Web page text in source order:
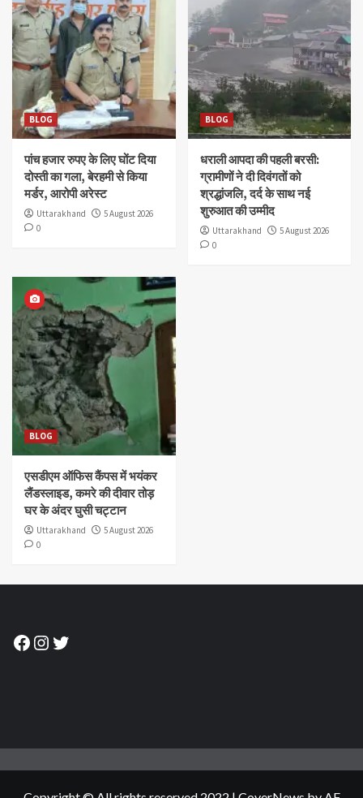
BLOG
पांच हजार रुपए के लिए घोंट दिया
दोस्ती का गला, बेरहमी से किया
मर्डर, आरोपी अरेस्ट
Uttarakhand
5 August 2026
0
BLOG
धराली आपदा की पहली बरसी:
ग्रामीणों ने दी दिवंगतों को
श्रद्धांजलि, दर्द के साथ नई
शुरुआत की उम्मीद
Uttarakhand
5 August 2026
0
BLOG
एसडीएम ऑफिस कैंपस में भयंकर
लैंडस्लाइड, कमरे की दीवार तोड़
घर के अंदर घुसी चट्टान
Uttarakhand
5 August 2026
0
Facebook
Instagram
Twitter